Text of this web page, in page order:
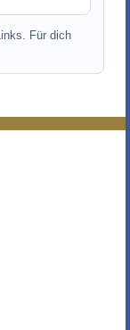
Für dich